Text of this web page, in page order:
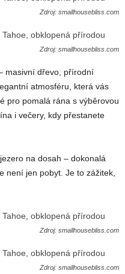
Zdroj: smallhousebliss.com
Zdroj: smallhousebliss.com
masivní dřevo, přírodní
atmosféru, která vás
pro pomalá rána s výběrovou
i večery, kdy přestanete
na dosah – dokonalá
není jen pobyt. Je to zážitek,
Zdroj: smallhousebliss.com
Zdroj: smallhousebliss.com